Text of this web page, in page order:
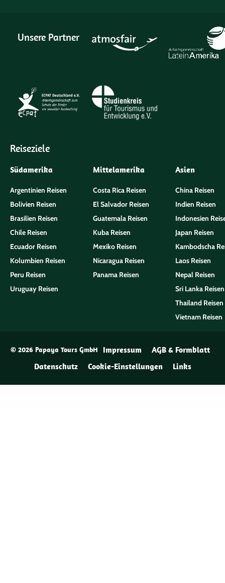
Unsere Partner
Reiseziele
Südamerika
Argentinien Reisen
Bolivien Reisen
Brasilien Reisen
Chile Reisen
Ecuador Reisen
Kolumbien Reisen
Peru Reisen
Uruguay Reisen
Mittelamerika
Costa Rica Reisen
El Salvador Reisen
Guatemala Reisen
Kuba Reisen
Mexiko Reisen
Nicaragua Reisen
Panama Reisen
Asien
China Reisen
Indien Reisen
Indonesien
Japan Reisen
Kambodscha
Laos Reisen
Nepal Reisen
Sri Lanka Reisen
Thailand Reisen
Vietnam Reisen
© 2026 Papaya Tours GmbH Impressum
AGB & Formblatt
Datenschutz
Cookie-Einstellungen Links